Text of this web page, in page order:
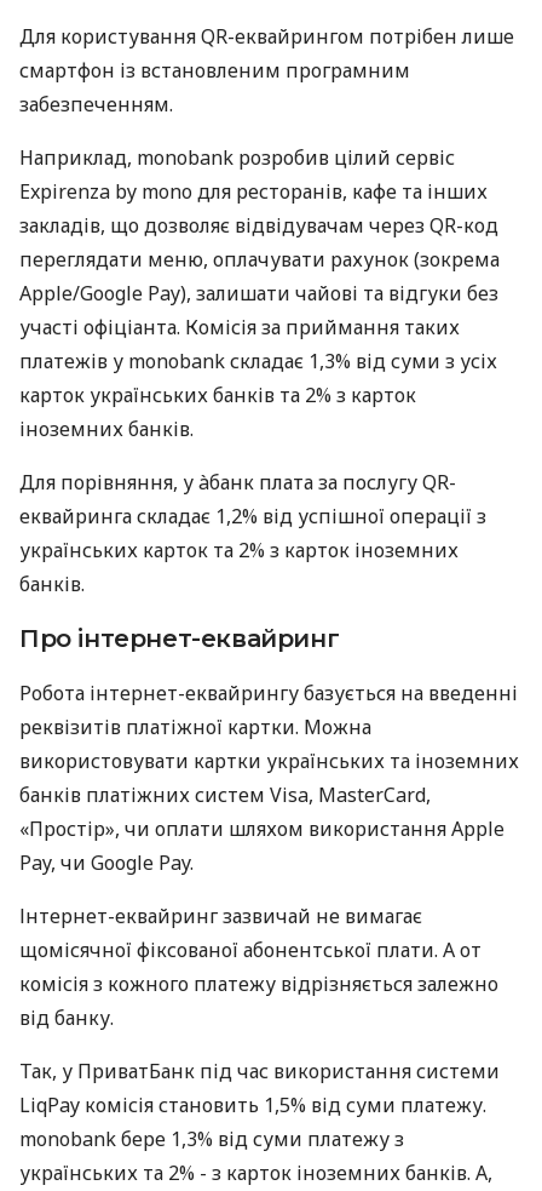
Для користування QR-еквайрингом потрібен лише
смартфон із встановленим програмним
забезпеченням.
Наприклад, monobank розробив цілий сервіс
Expirenza by mono для ресторанів, кафе та інших
закладів, що дозволяє відвідувачам через QR-код
переглядати меню, оплачувати рахунок (зокрема
Apple/Google Pay), залишати чайові та відгуки без
участі офіціанта. Комісія за приймання таких
платежів у monobank складає 1,3% від суми з усіх
карток українських банків та 2% з карток
іноземних банків.
Для порівняння, у àбанк плата за послугу QR-
еквайринга складає 1,2% від успішної операції з
українських карток та 2% з карток іноземних
банків.
Про інтернет-еквайринг
Робота інтернет-еквайрингу базується на введенні
реквізитів платіжної картки. Можна
використовувати картки українських та іноземних
банків платіжних систем Visa, MasterCard,
«Простір», чи оплати шляхом використання Apple
Pay, чи Google Pay.
Інтернет-еквайринг зазвичай не вимагає
щомісячної фіксованої абонентської плати. А от
комісія з кожного платежу відрізняється залежно
від банку.
Так, у ПриватБанк під час використання системи
LiqPay комісія становить 1,5% від суми платежу.
monobank бере 1,3% від суми платежу з
українських та 2% - з карток іноземних банків. А,